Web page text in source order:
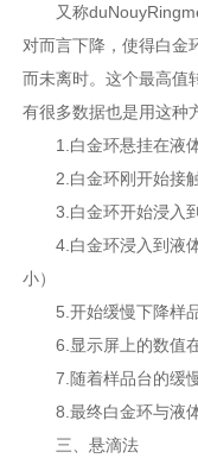
又称
对而言下降，使得白金
而未离时。这个最高值
有很多数据也是用这种
1.白金环悬挂在液体
2.白金环刚开始接触
3.白金环开始浸入到
4.白金环浸入到液体
小）
5.开始缓慢下降样
6.显示屏上的数值
7.随着样品台的缓慢
8.最终白金环与液体
三、悬滴法